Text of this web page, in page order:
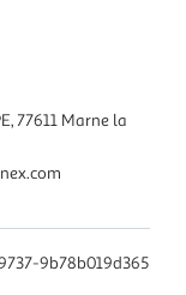
77611 Marne la
9b78b019d365